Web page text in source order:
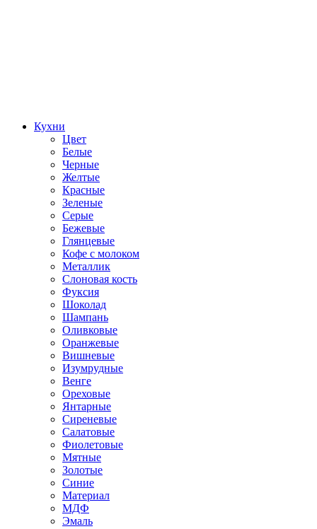
Кухни
Цвет
Белые
Черные
Желтые
Красные
Зеленые
Серые
Бежевые
Глянцевые
Кофе с молоком
Металлик
Слоновая кость
Фуксия
Шоколад
Шампань
Оливковые
Оранжевые
Вишневые
Изумрудные
Венге
Ореховые
Янтарные
Сиреневые
Салатовые
Фиолетовые
Мятные
Золотые
Синие
Материал
МДФ
Эмаль